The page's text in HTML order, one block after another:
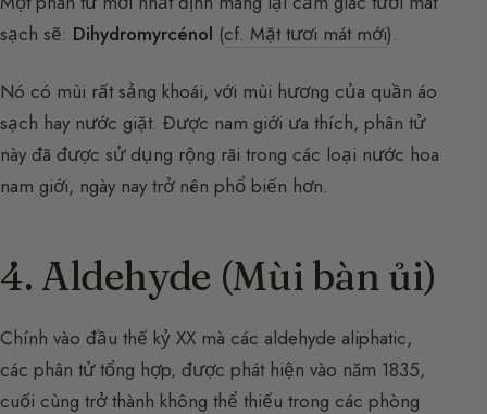
sạch sẽ: Dihydromyrcénol (cf. Mặt tươi mát mới).
Nó có mùi rất sảng khoái, với mùi hương của quần áo
sạch hay nước giặt. Được nam giới ưa thích, phân tử
này đã được sử dụng rộng rãi trong các loại nước hoa
nam giới, ngày nay trở nên phổ biến hơn.
4. Aldehyde (Mùi bàn ủi)
Chính vào đầu thế kỷ XX mà các aldehyde aliphatic,
các phân tử tổng hợp, được phát hiện vào năm 1835,
cuối cùng trở thành không thể thiếu trong các phòng